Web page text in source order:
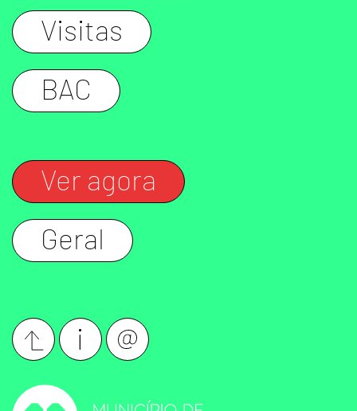
Visitas
BAC
Ver agora
Geral